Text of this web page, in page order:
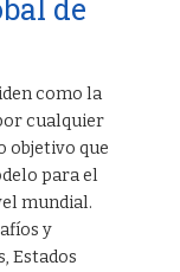
de
como la
cualquier
objetivo que
para el
mundial.
y
Estados